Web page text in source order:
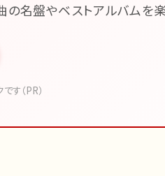
の名盤やベストアルバムを
す（PR）